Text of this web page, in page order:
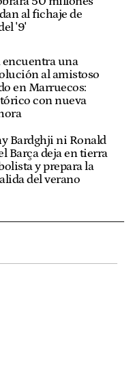
al fichaje de
'9'
encuentra una
al amistoso
en Marruecos:
con nueva
Bardghji ni Ronald
Barça deja en tierra
y prepara la
del verano